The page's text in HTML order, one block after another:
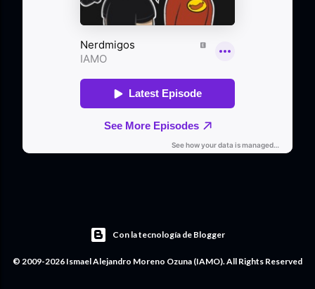
Con la tecnología de Blogger
© 2009-2026 Ismael Alejandro Moreno Ozuna (IAMO). All Rights Reserved